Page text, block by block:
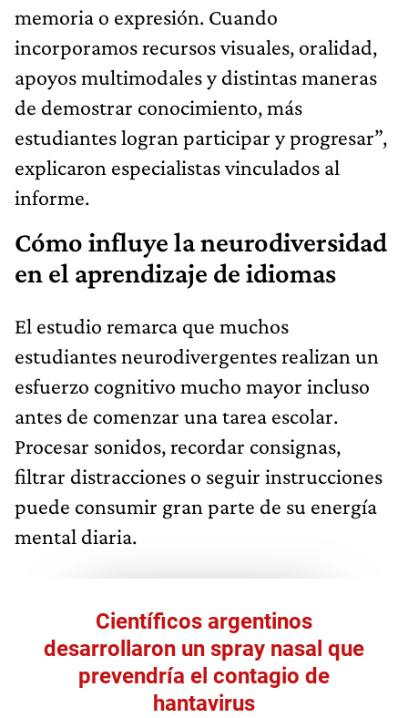
memoria o expresión. Cuando
incorporamos recursos visuales, oralidad,
apoyos multimodales y distintas maneras
de demostrar conocimiento, más
estudiantes logran participar y progresar”,
explicaron especialistas vinculados al
informe.
Cómo influye la neurodiversidad
en el aprendizaje de idiomas
El estudio remarca que muchos
estudiantes neurodivergentes realizan un
esfuerzo cognitivo mucho mayor incluso
antes de comenzar una tarea escolar.
Procesar sonidos, recordar consignas,
filtrar distracciones o seguir instrucciones
puede consumir gran parte de su energía
mental diaria.
Científicos argentinos
desarrollaron un spray nasal que
prevendría el contagio de
hantavirus